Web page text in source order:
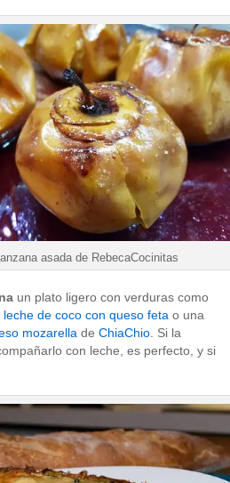
asada de RebecaCocinitas
un plato ligero con verduras como
de coco con queso feta o una
mozarella de ChiaChio . Si la
con leche, es perfecto, y si